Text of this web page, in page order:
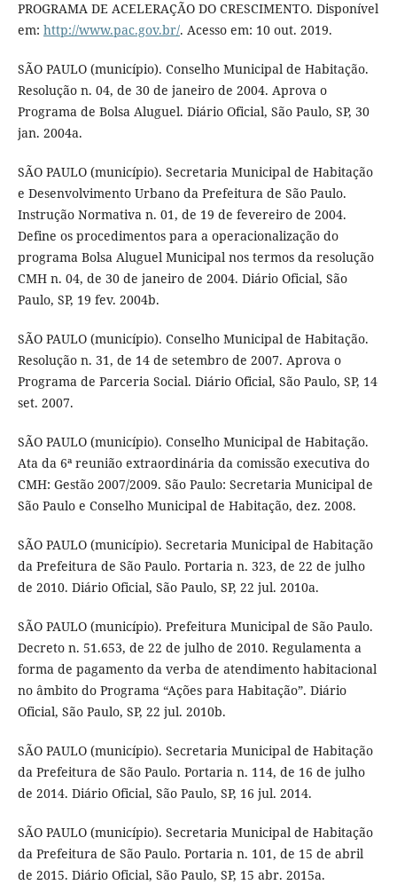
PROGRAMA DE ACELERAÇÃO DO CRESCIMENTO. Disponível
em: http://www.pac.gov.br/. Acesso em: 10 out. 2019.
SÃO PAULO (município). Conselho Municipal de Habitação.
Resolução n. 04, de 30 de janeiro de 2004. Aprova o
Programa de Bolsa Aluguel. Diário Oficial, São Paulo, SP, 30
jan. 2004a.
SÃO PAULO (município). Secretaria Municipal de Habitação
e Desenvolvimento Urbano da Prefeitura de São Paulo.
Instrução Normativa n. 01, de 19 de fevereiro de 2004.
Define os procedimentos para a operacionalização do
programa Bolsa Aluguel Municipal nos termos da resolução
CMH n. 04, de 30 de janeiro de 2004. Diário Oficial, São
Paulo, SP, 19 fev. 2004b.
SÃO PAULO (município). Conselho Municipal de Habitação.
Resolução n. 31, de 14 de setembro de 2007. Aprova o
Programa de Parceria Social. Diário Oficial, São Paulo, SP, 14
set. 2007.
SÃO PAULO (município). Conselho Municipal de Habitação.
Ata da 6ª reunião extraordinária da comissão executiva do
CMH: Gestão 2007/2009. São Paulo: Secretaria Municipal de
São Paulo e Conselho Municipal de Habitação, dez. 2008.
SÃO PAULO (município). Secretaria Municipal de Habitação
da Prefeitura de São Paulo. Portaria n. 323, de 22 de julho
de 2010. Diário Oficial, São Paulo, SP, 22 jul. 2010a.
SÃO PAULO (município). Prefeitura Municipal de São Paulo.
Decreto n. 51.653, de 22 de julho de 2010. Regulamenta a
forma de pagamento da verba de atendimento habitacional
no âmbito do Programa “Ações para Habitação”. Diário
Oficial, São Paulo, SP, 22 jul. 2010b.
SÃO PAULO (município). Secretaria Municipal de Habitação
da Prefeitura de São Paulo. Portaria n. 114, de 16 de julho
de 2014. Diário Oficial, São Paulo, SP, 16 jul. 2014.
SÃO PAULO (município). Secretaria Municipal de Habitação
da Prefeitura de São Paulo. Portaria n. 101, de 15 de abril
de 2015. Diário Oficial, São Paulo, SP, 15 abr. 2015a.